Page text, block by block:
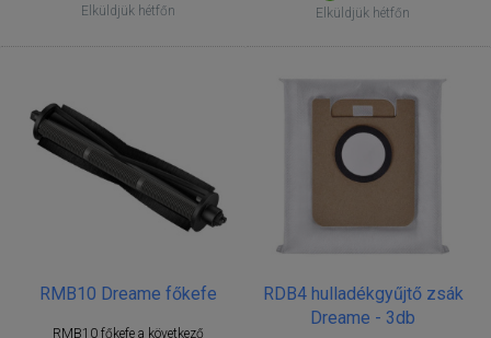
Elküldjük hétfőn
Elküldjük hétfőn
RMB10 Dreame főkefe
RMB10 főkefe a következő
RDB4 hulladékgyűjtő zsák
Dreame - 3db